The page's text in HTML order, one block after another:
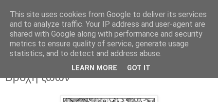
Βροχή ζώων
This site uses cookies from Google to deliver its services
and to analyze traffic. Your IP address and user-agent are
shared with Google along with performance and security
metrics to ensure quality of service, generate usage
statistics, and to detect and address abuse.
LEARN MORE GOT IT